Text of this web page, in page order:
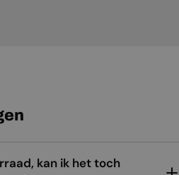
kan ik het toch